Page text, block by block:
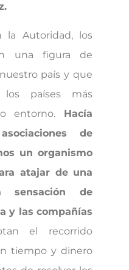
la Autoridad, los
una figura de
país y que
países más
entorno. Hacía
de
un organismo
atajar de una
de
y las compañías
el recorrido
tiempo y dinero